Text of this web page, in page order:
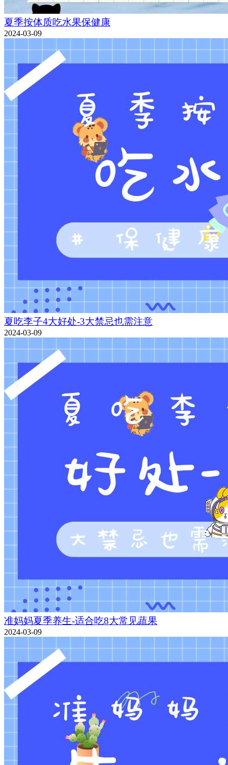
夏季按体质吃水果保健康
2024-03-09
夏吃李子4大好处-3大禁忌也需注意
2024-03-09
准妈妈夏季养生-适合吃8大常见蔬果
2024-03-09